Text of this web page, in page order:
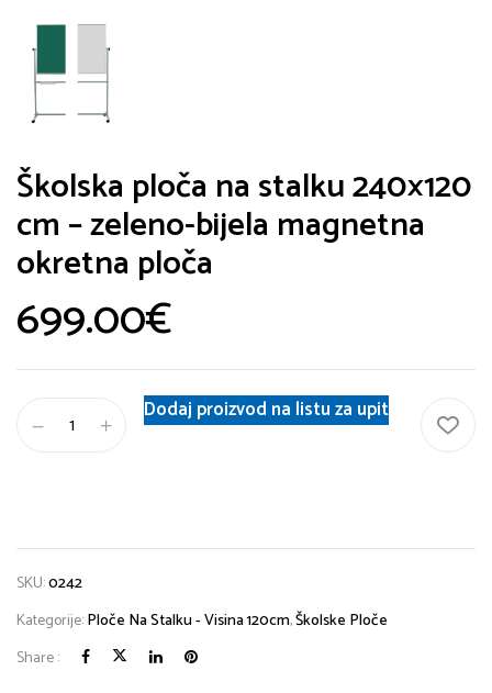
Školska ploča na stalku 240×120
cm – zeleno-bijela magnetna
okretna ploča
699.00€
Dodaj proizvod na listu za upit
SKU:0242
Kategorije:Ploče Na Stalku - Visina 120cm,Školske Ploče
Share :